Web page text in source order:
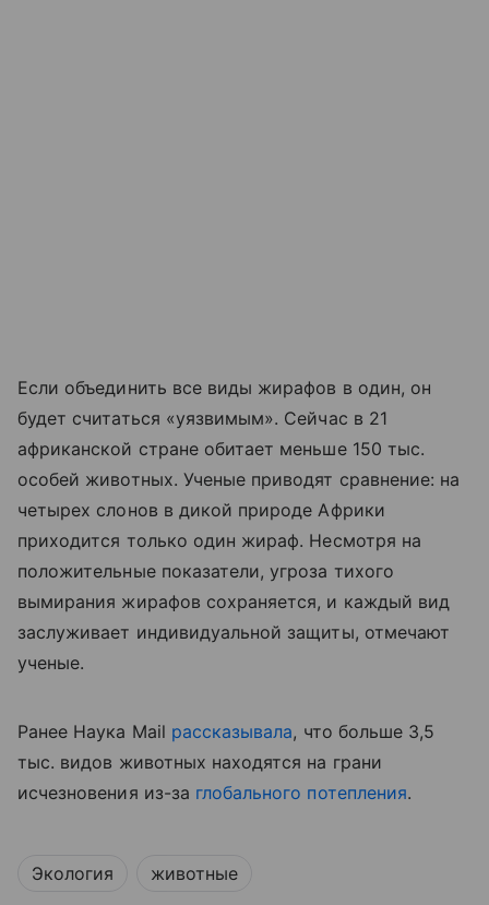
Если объединить все виды жирафов в один, он
будет считаться «уязвимым». Сейчас в 21
африканской стране обитает меньше 150 тыс.
особей животных. Ученые приводят сравнение: на
четырех слонов в дикой природе Африки
приходится только один жираф. Несмотря на
положительные показатели, угроза тихого
вымирания жирафов сохраняется, и каждый вид
заслуживает индивидуальной защиты, отмечают
ученые.
Ранее Наука Mail рассказывала, что больше 3,5
тыс. видов животных находятся на грани
исчезновения из-за глобального потепления.
Экология животные